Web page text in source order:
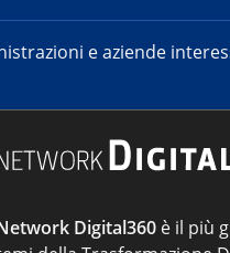
e aziende
Digital360 è il più